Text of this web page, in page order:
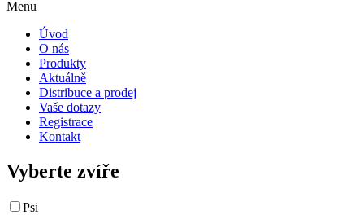
Menu
Úvod
O nás
Produkty
Aktuálně
Distribuce a prodej
Vaše dotazy
Registrace
Kontakt
Vyberte zvíře
Psi